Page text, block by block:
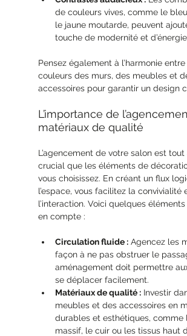
de couleurs vives, comme le
le jaune moutarde, peuvent
touche de modernité et
Pensez également à l’harmonie
couleurs des murs, des meubles et
accessoires pour garantir un design
L’importance de
matériaux de qualité
L’agencement de votre salon est tout
crucial que les éléments de
vous choisissez. En créant un flux
l’espace, vous facilitez la convivialité
l’interaction. Voici quelques
en compte :
Circulation fluide : Agencez les
façon à ne pas obstruer le
aménagement doit permettre
se déplacer facilement.
Matériaux de qualité : Investir
meubles et des accessoires en
durables et esthétiques, comme
massif, le cuir ou les tissus haut